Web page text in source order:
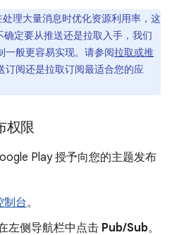
理大量消息时优化资源利用率，这
定要从推送还是拉取入手，我们
一般更容易实现。请参阅拉取或推
订阅还是拉取订阅最适合您的应
权限
Play 授予向您的主题发布
制台。
左侧导航栏中点击 Pub/Sub。